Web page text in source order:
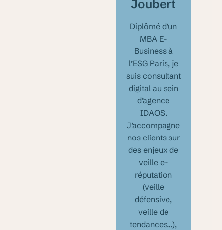
Joubert
Diplômé d’un
MBA E-
Business à
l’ESG Paris, je
suis consultant
digital au sein
d’agence
IDAOS.
J’accompagne
nos clients sur
des enjeux de
veille e-
réputation
(veille
défensive,
veille de
tendances…),